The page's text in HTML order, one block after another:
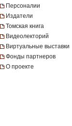
Персоналии
Издатели
Томская книга
Видеолекторий
Виртуальные выставки
Фонды партнеров
О проекте